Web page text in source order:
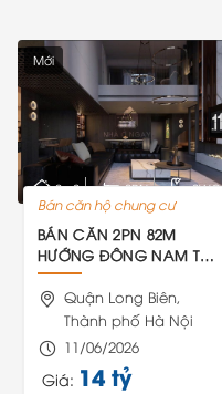
Mới
0m2 0PN 0WC
BÁN CĂN 2PN 82M
HƯỚNG ĐÔNG NAM TẠI
PLATINUM LONG BIÊN,
GIÁ TỐT TỪ CĐT
Quận Long Biên,
Thành phố Hà Nội
11/06/2026
Bán căn hộ chung cư
Giá: 14 tỷ